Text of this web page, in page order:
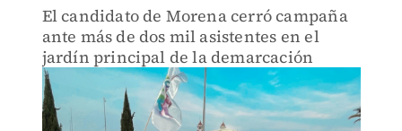
El candidato de Morena cerró campaña
ante más de dos mil asistentes en el
jardín principal de la demarcación